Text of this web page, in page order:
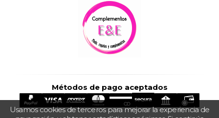
Métodos de pago aceptados
Usamos cookies de terceros para mejorar la experiencia de